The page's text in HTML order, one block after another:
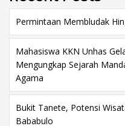
Permintaan Membludak
Mahasiswa KKN Unhas
Mengungkap Sejarah
Agama
Bukit Tanete, Potensi
Bababulo